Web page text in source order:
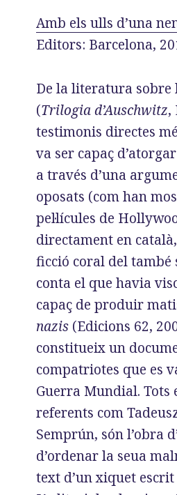
Amb els ulls d’una
Editors: Barcelona,
De la literatura sobre
(Trilogia d’Auschwitz,
testimonis directes
va ser capaç
a través d’una
oposats (com han
pel·lícules de
directament en
ficció coral del també
conta el que havia
capaç de produir
nazis (Edicions 62,
constitueix un
compatriotes que es
Guerra Mundial. Tots
referents com
Semprún, són l’obra
d’ordenar la seua
text d’un xiquet